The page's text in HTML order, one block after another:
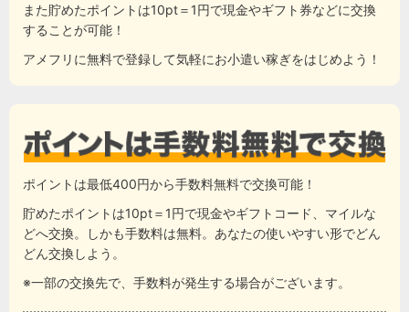
また貯めたポイントは10pt＝1円で現金やギフト券などに交換
することが可能！
アメフリに無料で登録して気軽にお小遣い稼ぎをはじめよう！
ポイントは最低400円から手数料無料で交換可能！
貯めたポイントは10pt＝1円で現金やギフトコード、マイルな
どへ交換。しかも手数料は無料。あなたの使いやすい形でどん
どん交換しよう。
※一部の交換先で、手数料が発生する場合がございます。